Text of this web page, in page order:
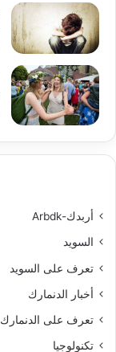
أربدك-Arbdk
السويد
تعرف على السويد
أخبار الدنمارك
تعرف على الدنمارك
تكنولوجيا